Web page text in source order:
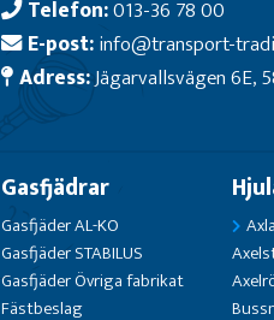
Telefon:013-36 78 00
E-post:info@transport-
Adress:Jägarvallsvägen 6E,
Gasfjädrar
Gasfjäder AL-KO
Gasfjäder STABILUS
Gasfjäder Övriga fabrikat
Fästbeslag